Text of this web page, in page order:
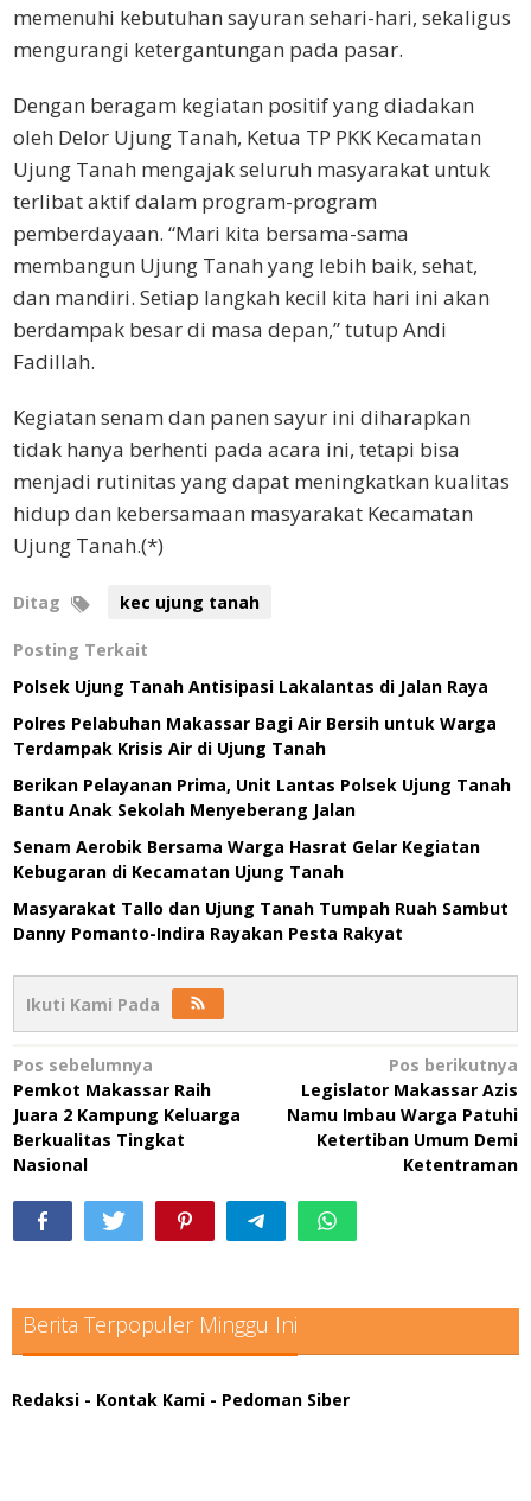
memenuhi kebutuhan sayuran sehari-hari, sekaligus
mengurangi ketergantungan pada pasar.
Dengan beragam kegiatan positif yang diadakan
oleh Delor Ujung Tanah, Ketua TP PKK Kecamatan
Ujung Tanah mengajak seluruh masyarakat untuk
terlibat aktif dalam program-program
pemberdayaan. “Mari kita bersama-sama
membangun Ujung Tanah yang lebih baik, sehat,
dan mandiri. Setiap langkah kecil kita hari ini akan
berdampak besar di masa depan,” tutup Andi
Fadillah.
Kegiatan senam dan panen sayur ini diharapkan
tidak hanya berhenti pada acara ini, tetapi bisa
menjadi rutinitas yang dapat meningkatkan kualitas
hidup dan kebersamaan masyarakat Kecamatan
Ujung Tanah.(*)
Ditag kec ujung tanah
Posting Terkait
Polsek Ujung Tanah Antisipasi Lakalantas di Jalan Raya
Polres Pelabuhan Makassar Bagi Air Bersih untuk Warga
Terdampak Krisis Air di Ujung Tanah
Berikan Pelayanan Prima, Unit Lantas Polsek Ujung Tanah
Bantu Anak Sekolah Menyeberang Jalan
Senam Aerobik Bersama Warga Hasrat Gelar Kegiatan
Kebugaran di Kecamatan Ujung Tanah
Masyarakat Tallo dan Ujung Tanah Tumpah Ruah Sambut
Danny Pomanto-Indira Rayakan Pesta Rakyat
Ikuti Kami Pada
Navigasi
pos
Pos sebelumnya
Pemkot Makassar Raih
Juara 2 Kampung Keluarga
Berkualitas Tingkat
Nasional
Pos berikutnya
Legislator Makassar Azis
Namu Imbau Warga Patuhi
Ketertiban Umum Demi
Ketentraman
Berita Terpopuler Minggu Ini
Redaksi - Kontak Kami - Pedoman Siber